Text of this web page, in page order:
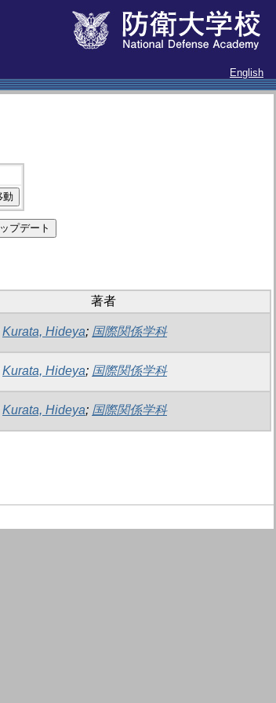
English
著者
Kurata, Hideya; 国際関係学科
Kurata, Hideya; 国際関係学科
Kurata, Hideya; 国際関係学科